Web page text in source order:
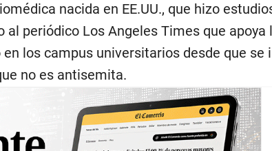
nacida en EE.UU., que hizo
al periódico Los Angeles Times que apoya
los campus universitarios desde que se
no es antisemita.